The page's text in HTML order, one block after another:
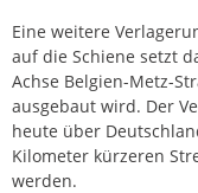
Eine weitere
auf die Schiene setzt
Achse Belgien-Metz-
ausgebaut wird. Der
heute über
Kilometer kürzeren
werden.